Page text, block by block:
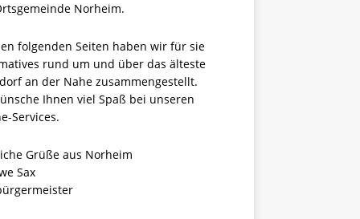
Norheim.
folgenden Seiten haben wir für sie
rund um und über das älteste
an der Nahe zusammengestellt.
Ihnen viel Spaß bei unseren
Services.
Grüße aus Norheim
Sax